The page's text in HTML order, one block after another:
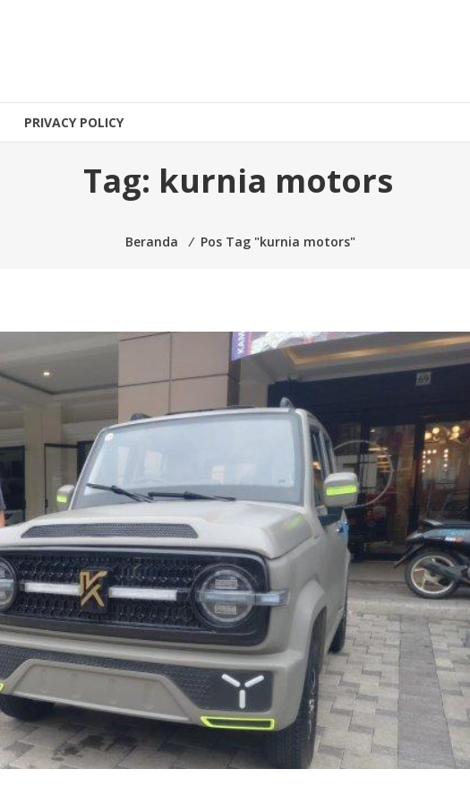
PRIVACY POLICY
Tag: kurnia motors
Beranda ⁄ Pos Tag "kurnia motors"